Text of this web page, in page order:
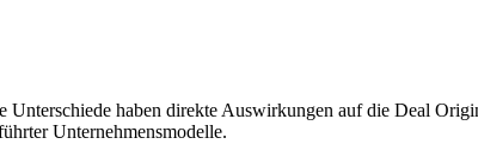
haben direkte Auswirkungen auf die Deal
Unternehmensmodelle.